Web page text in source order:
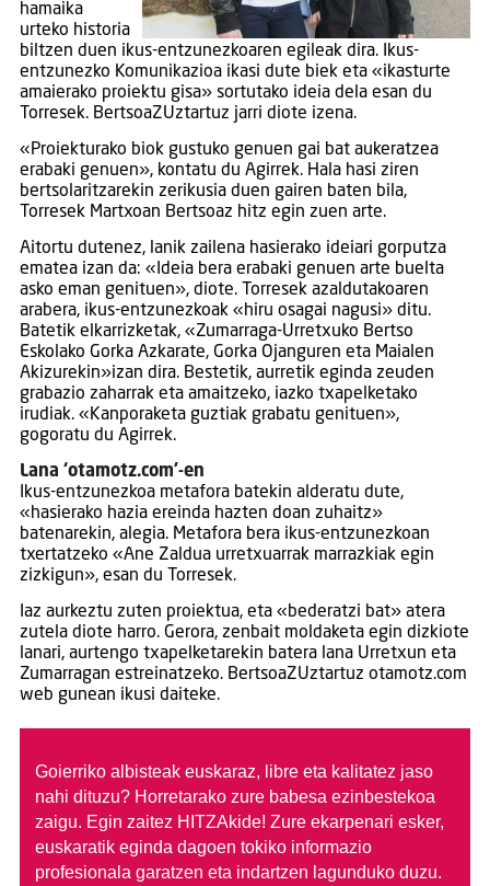
hamaika
urteko historia
biltzen duen ikus-entzunezkoaren egileak dira. Ikus-
entzunezko Komunikazioa ikasi dute biek eta «ikasturte
amaierako proiektu gisa» sortutako ideia dela esan du
Torresek. BertsoaZUztartuz jarri diote izena.
«Proiekturako biok gustuko genuen gai bat aukeratzea
erabaki genuen», kontatu du Agirrek. Hala hasi ziren
bertsolaritzarekin zerikusia duen gairen baten bila,
Torresek Martxoan Bertsoaz hitz egin zuen arte.
Aitortu dutenez, lanik zailena hasierako ideiari gorputza
ematea izan da: «Ideia bera erabaki genuen arte buelta
asko eman genituen», diote. Torresek azaldutakoaren
arabera, ikus-entzunezkoak «hiru osagai nagusi» ditu.
Batetik elkarrizketak, «Zumarraga-Urretxuko Bertso
Eskolako Gorka Azkarate, Gorka Ojanguren eta Maialen
Akizurekin»izan dira. Bestetik, aurretik eginda zeuden
grabazio zaharrak eta amaitzeko, iazko txapelketako
irudiak. «Kanporaketa guztiak grabatu genituen»,
gogoratu du Agirrek.
Lana ‘otamotz.com’-en
Ikus-entzunezkoa metafora batekin alderatu dute,
«hasierako hazia ereinda hazten doan zuhaitz»
batenarekin, alegia. Metafora bera ikus-entzunezkoan
txertatzeko «Ane Zaldua urretxuarrak marrazkiak egin
zizkigun», esan du Torresek.
Iaz aurkeztu zuten proiektua, eta «bederatzi bat» atera
zutela diote harro. Gerora, zenbait moldaketa egin dizkiote
lanari, aurtengo txapelketarekin batera lana Urretxun eta
Zumarragan estreinatzeko. BertsoaZUztartuz otamotz.com
web gunean ikusi daiteke.
Goierriko albisteak euskaraz, libre eta kalitatez jaso
nahi dituzu? Horretarako zure babesa ezinbestekoa
zaigu. Egin zaitez HITZAkide! Zure ekarpenari esker,
euskaratik eginda dagoen tokiko informazio
profesionala garatzen eta indartzen lagunduko duzu.